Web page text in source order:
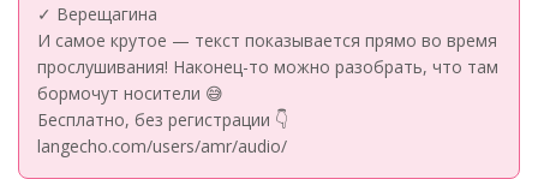
✓ Верещагина
И самое крутое — текст показывается прямо во время
прослушивания! Наконец-то можно разобрать, что там
бормочут носители 😅
Бесплатно, без регистрации 👇
langecho.com/users/amr/audio/